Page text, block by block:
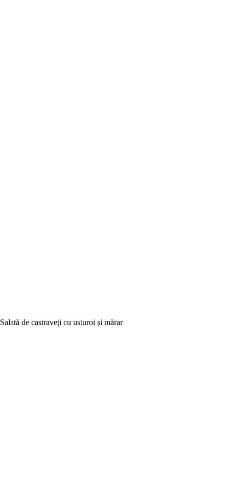
Salată de castraveți cu usturoi și mărar